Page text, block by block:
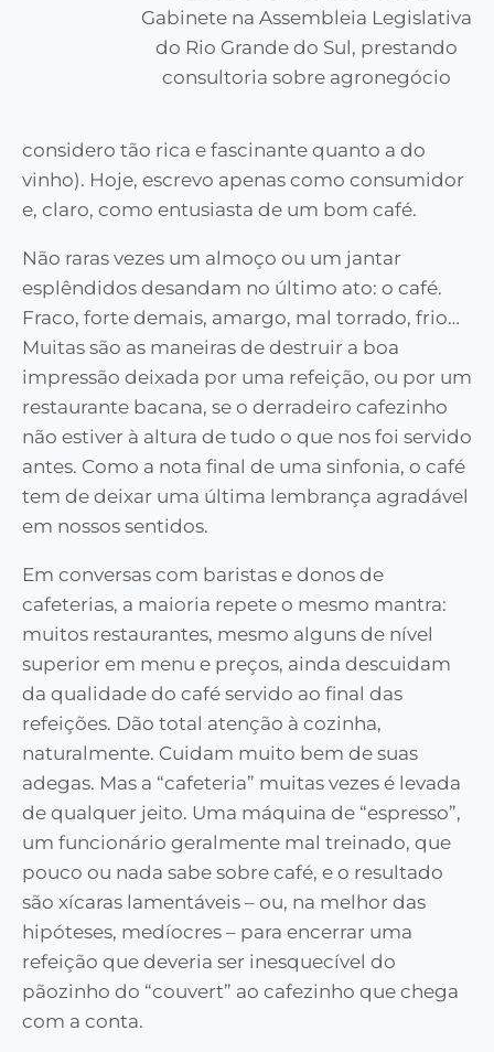
Gabinete na Assembleia Legislativa
do Rio Grande do Sul, prestando
consultoria sobre agronegócio
considero tão rica e fascinante quanto a do
vinho). Hoje, escrevo apenas como consumidor
e, claro, como entusiasta de um bom café.
Não raras vezes um almoço ou um jantar
esplêndidos desandam no último ato: o café.
Fraco, forte demais, amargo, mal torrado, frio…
Muitas são as maneiras de destruir a boa
impressão deixada por uma refeição, ou por um
restaurante bacana, se o derradeiro cafezinho
não estiver à altura de tudo o que nos foi servido
antes. Como a nota final de uma sinfonia, o café
tem de deixar uma última lembrança agradável
em nossos sentidos.
Em conversas com baristas e donos de
cafeterias, a maioria repete o mesmo mantra:
muitos restaurantes, mesmo alguns de nível
superior em menu e preços, ainda descuidam
da qualidade do café servido ao final das
refeições. Dão total atenção à cozinha,
naturalmente. Cuidam muito bem de suas
adegas. Mas a “cafeteria” muitas vezes é levada
de qualquer jeito. Uma máquina de “espresso”,
um funcionário geralmente mal treinado, que
pouco ou nada sabe sobre café, e o resultado
são xícaras lamentáveis – ou, na melhor das
hipóteses, medíocres – para encerrar uma
refeição que deveria ser inesquecível do
pãozinho do “couvert” ao cafezinho que chega
com a conta.